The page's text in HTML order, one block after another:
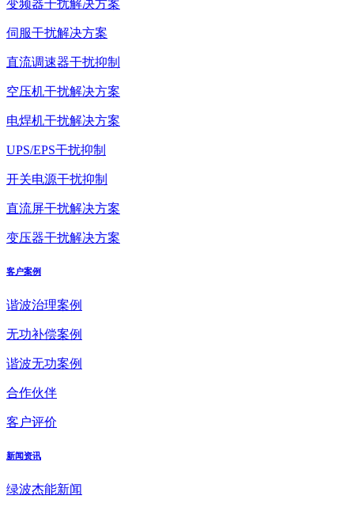
变频器干扰解决方案
伺服干扰解决方案
直流调速器干扰抑制
空压机干扰解决方案
电焊机干扰解决方案
UPS/EPS干扰抑制
开关电源干扰抑制
直流屏干扰解决方案
变压器干扰解决方案
客户案例
谐波治理案例
无功补偿案例
谐波无功案例
合作伙伴
客户评价
新闻资讯
绿波杰能新闻